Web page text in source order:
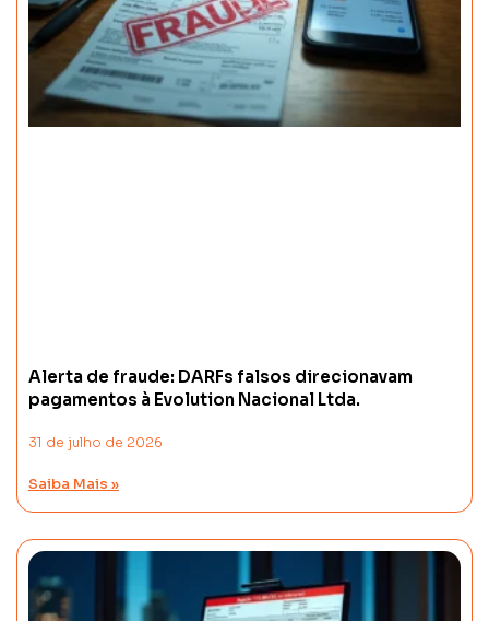
Alerta de fraude: DARFs falsos direcionavam
pagamentos à Evolution Nacional Ltda.
31 de julho de 2026
Saiba Mais »